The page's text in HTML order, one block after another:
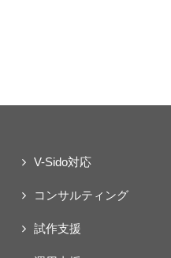
V-Sido対応
コンサルティング
試作支援